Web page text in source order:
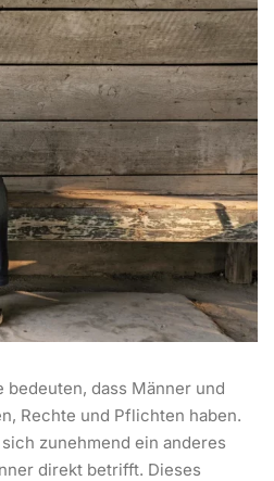
dass Männer und
Rechte und Pflichten haben.
zunehmend ein anderes
direkt betrifft. Dieses